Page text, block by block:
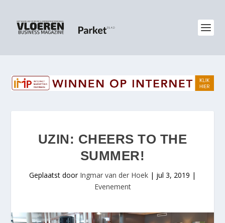
UZIN: CHEERS TO THE
SUMMER!
Geplaatst door Ingmar van der Hoek | jul 3, 2019 |
Evenement